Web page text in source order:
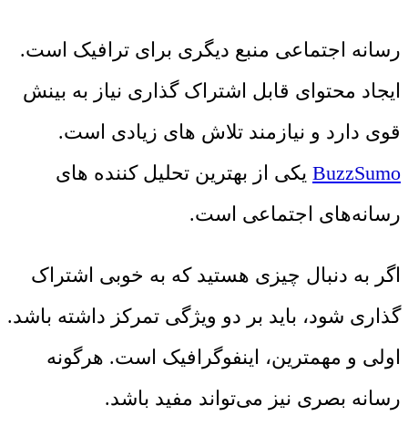
رسانه اجتماعی منبع دیگری برای ترافیک است.
ایجاد محتوای قابل اشتراک گذاری نیاز به بینش
قوی دارد و نیازمند تلاش های زیادی است.
BuzzSumo یکی از بهترین تحلیل کننده های
رسانه‌های اجتماعی است.
اگر به دنبال چیزی هستید که به خوبی اشتراک
گذاری شود، باید بر دو ویژگی تمرکز داشته باشد.
اولی و مهمترین، اینفوگرافیک است. هرگونه
رسانه بصری نیز می‌تواند مفید باشد.